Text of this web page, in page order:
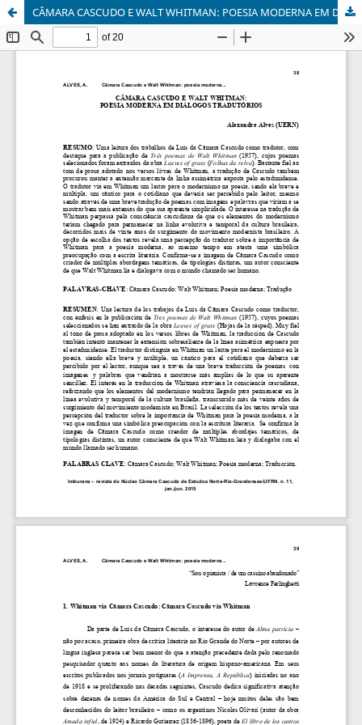
CÂMARA CASCUDO E WALT WHITMAN: POESIA MODERNA EM DIÁLOGOS TRADUTÓRIOS